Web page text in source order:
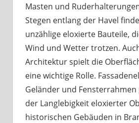
Masten und
Stegen entlang der Havel
unzählige eloxierte Bauteile,
Wind und Wetter trotzen.
Architektur spielt die
eine wichtige Rolle.
Geländer und
der Langlebigkeit eloxierter
historischen Gebäuden in